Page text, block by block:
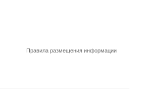
Правила размещения информации